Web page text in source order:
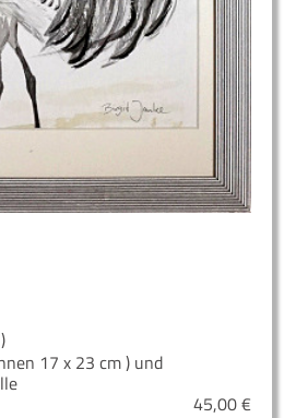
17 x 23 cm ) und
45,00€